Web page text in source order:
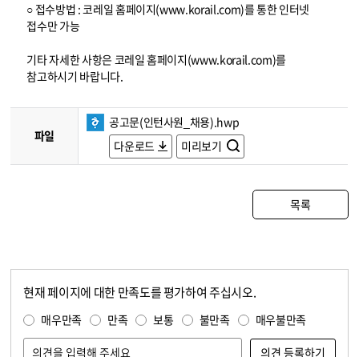
○ 접수방법 : 코레일 홈페이지(www.korail.com)를 통한 인터넷
접수만 가능
기타 자세한 사항은 코레일 홈페이지(www.korail.com)를
참고하시기 바랍니다.
파일
공고문(인턴사원_채용).hwp
다운로드
미리보기
목록
현재 페이지에 대한 만족도를 평가하여 주십시오.
매우만족 만족 보통 불만족 매우불만족